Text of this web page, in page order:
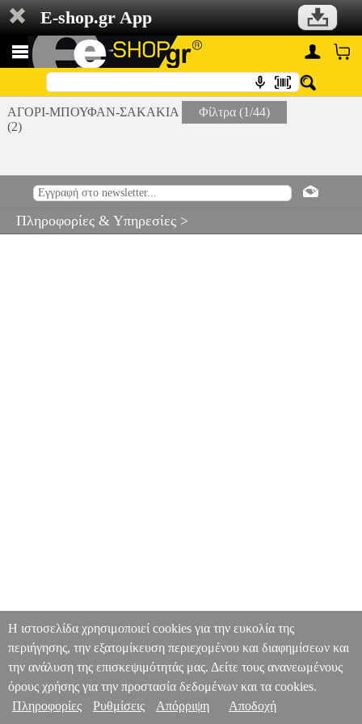
E-shop.gr App
ΑΓΟΡΙ-ΜΠΟΥΦΑΝ-ΣΑΚΑΚΙΑ
(2)
Φίλτρα (1/44)
Πληροφορίες & Υπηρεσίες >
Η ιστοσελίδα χρησιμοποιεί cookies για την ευκολία της
περιήγησης, την εξατομίκευση περιεχομένου και διαφημίσεων και
την ανάλυση της επισκεψιμότητάς μας. Δείτε τους ανανεωμένους
όρους χρήσης για την προστασία δεδομένων και τα cookies.
Πληροφορίες
Ρυθμίσεις Απόρριψη Αποδοχή